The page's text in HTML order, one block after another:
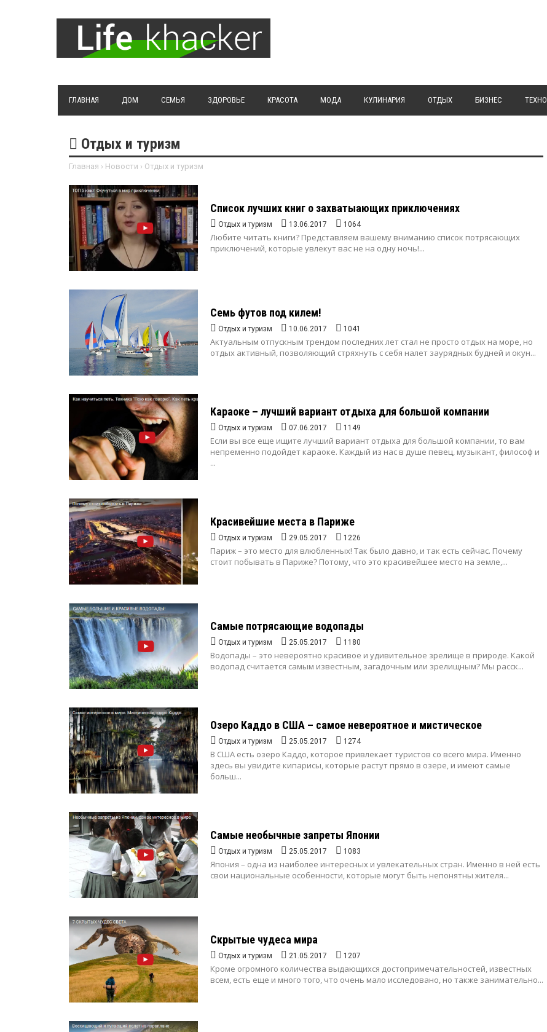
ГЛАВНАЯ ДОМ СЕМЬЯ ЗДОРОВЬЕ КРАСОТА МОДА КУЛИНАРИЯ ОТДЫХ БИЗНЕС ТЕХНО
Отдых и туризм
Главная › Новости › Отдых и туризм
Список лучших книг о захватыающих приключениях
Отдых и туризм 13.06.2017 1064
Любите читать книги? Представляем вашему вниманию список потрясающих
приключений, которые увлекут вас не на одну ночь!...
Семь футов под килем!
Отдых и туризм 10.06.2017 1041
Актуальным отпускным трендом последних лет стал не просто отдых на море, но
отдых активный, позволяющий стряхнуть с себя налет заурядных будней и окун...
Караоке – лучший вариант отдыха для большой компании
Отдых и туризм 07.06.2017 1149
Если вы все еще ищите лучший вариант отдыха для большой компании, то вам
непременно подойдет караоке. Каждый из нас в душе певец, музыкант, философ и
...
Красивейшие места в Париже
Отдых и туризм 29.05.2017 1226
Париж – это место для влюбленных! Так было давно, и так есть сейчас. Почему
стоит побывать в Париже? Потому, что это красивейшее место на земле,...
Самые потрясающие водопады
Отдых и туризм 25.05.2017 1180
Водопады – это невероятно красивое и удивительное зрелище в природе. Какой
водопад считается самым известным, загадочным или зрелищным? Мы расск...
Озеро Каддо в США – самое невероятное и мистическое
Отдых и туризм 25.05.2017 1274
В США есть озеро Каддо, которое привлекает туристов со всего мира. Именно
здесь вы увидите кипарисы, которые растут прямо в озере, и имеют самые
больш...
Самые необычные запреты Японии
Отдых и туризм 25.05.2017 1083
Япония – одна из наиболее интересных и увлекательных стран. Именно в ней есть
свои национальные особенности, которые могут быть непонятны жителя...
Скрытые чудеса мира
Отдых и туризм 21.05.2017 1207
Кроме огромного количества выдающихся достопримечательностей, известных
всем, есть еще и много того, что очень мало исследовано, но также занимательно...